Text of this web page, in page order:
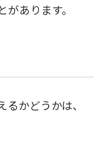
あります。
かどうかは、